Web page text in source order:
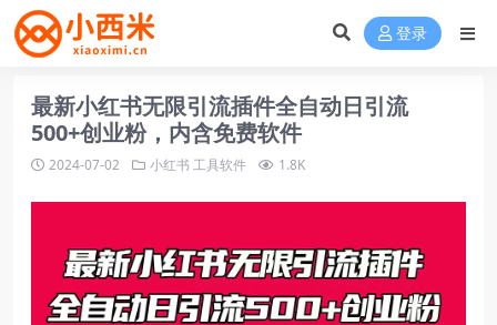
登录
最新小红书无限引流插件全自动日引流
500+创业粉，内含免费软件
2024-07-02 小红书 工具软件 1.8K